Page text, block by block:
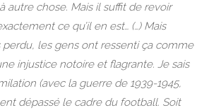
autre chose. Mais il suffit de revoir
ce qu’il en est… (…) Mais
les gens ont ressenti ça comme
injustice notoire et flagrante. Je sais
(avec la guerre de 1939-1945,
dépassé le cadre du football. Soit